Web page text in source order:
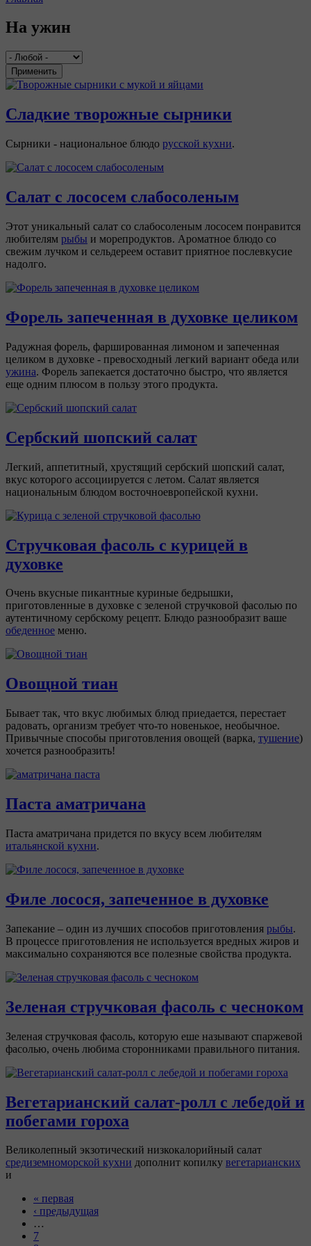
На ужин
Применить
Сладкие творожные сырники
Сырники - национальное блюдо русской кухни.
Салат с лососем слабосоленым
Этот уникальный салат со слабосоленым лососем понравится
любителям рыбы и морепродуктов. Ароматное блюдо со
свежим лучком и сельдереем оставит приятное послевкусие
надолго.
Форель запеченная в духовке целиком
Радужная форель, фаршированная лимоном и запеченная
целиком в духовке - превосходный легкий вариант обеда или
ужина. Форель запекается достаточно быстро, что является
еще одним плюсом в пользу этого продукта.
Сербский шопский салат
Легкий, аппетитный, хрустящий сербский шопский салат,
вкус которого ассоциируется с летом. Салат является
национальным блюдом восточноевропейской кухни.
Стручковая фасоль с курицей в
духовке
Очень вкусные пикантные куриные бедрышки,
приготовленные в духовке с зеленой стручковой фасолью по
аутентичному сербскому рецепт. Блюдо разнообразит ваше
обеденное меню.
Овощной тиан
Бывает так, что вкус любимых блюд приедается, перестает
радовать, организм требует что-то новенькое, необычное.
Привычные способы приготовления овощей (варка, тушение)
хочется разнообразить!
Паста аматричана
Паста аматричана придется по вкусу всем любителям
итальянской кухни.
Филе лосося, запеченное в духовке
Запекание – один из лучших способов приготовления рыбы.
В процессе приготовления не используется вредных жиров и
максимально сохраняются все полезные свойства продукта.
Зеленая стручковая фасоль с чесноком
Зеленая стручковая фасоль, которую еше называют спаржевой
фасолью, очень любима сторонниками правильного питания.
Вегетарианский салат-ролл с лебедой и
побегами гороха
Великолепный экзотический низкокалорийный салат
средиземноморской кухни дополнит копилку вегетарианских
и
« первая
‹ предыдущая
…
7